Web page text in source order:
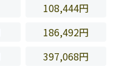
108,444円
186,492円
397,068円